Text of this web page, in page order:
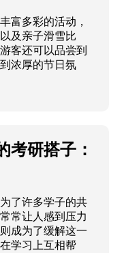
富多彩的活动，
及亲子滑雪比
客还可以品尝到
浓厚的节日氛
考研搭子：
了许多学子的共
常让人感到压力
成为了缓解这一
学习上互相帮